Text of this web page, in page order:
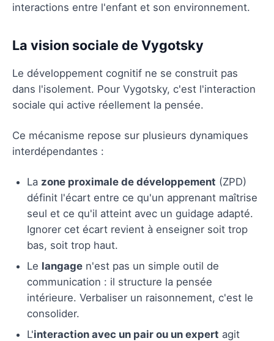
interactions entre l'enfant et son environnement.
La vision sociale de Vygotsky
Le développement cognitif ne se construit pas
dans l'isolement. Pour Vygotsky, c'est l'interaction
sociale qui active réellement la pensée.
Ce mécanisme repose sur plusieurs dynamiques
interdépendantes :
La zone proximale de développement (ZPD)
définit l'écart entre ce qu'un apprenant maîtrise
seul et ce qu'il atteint avec un guidage adapté.
Ignorer cet écart revient à enseigner soit trop
bas, soit trop haut.
Le langage n'est pas un simple outil de
communication : il structure la pensée
intérieure. Verbaliser un raisonnement, c'est le
consolider.
L'interaction avec un pair ou un expert agit